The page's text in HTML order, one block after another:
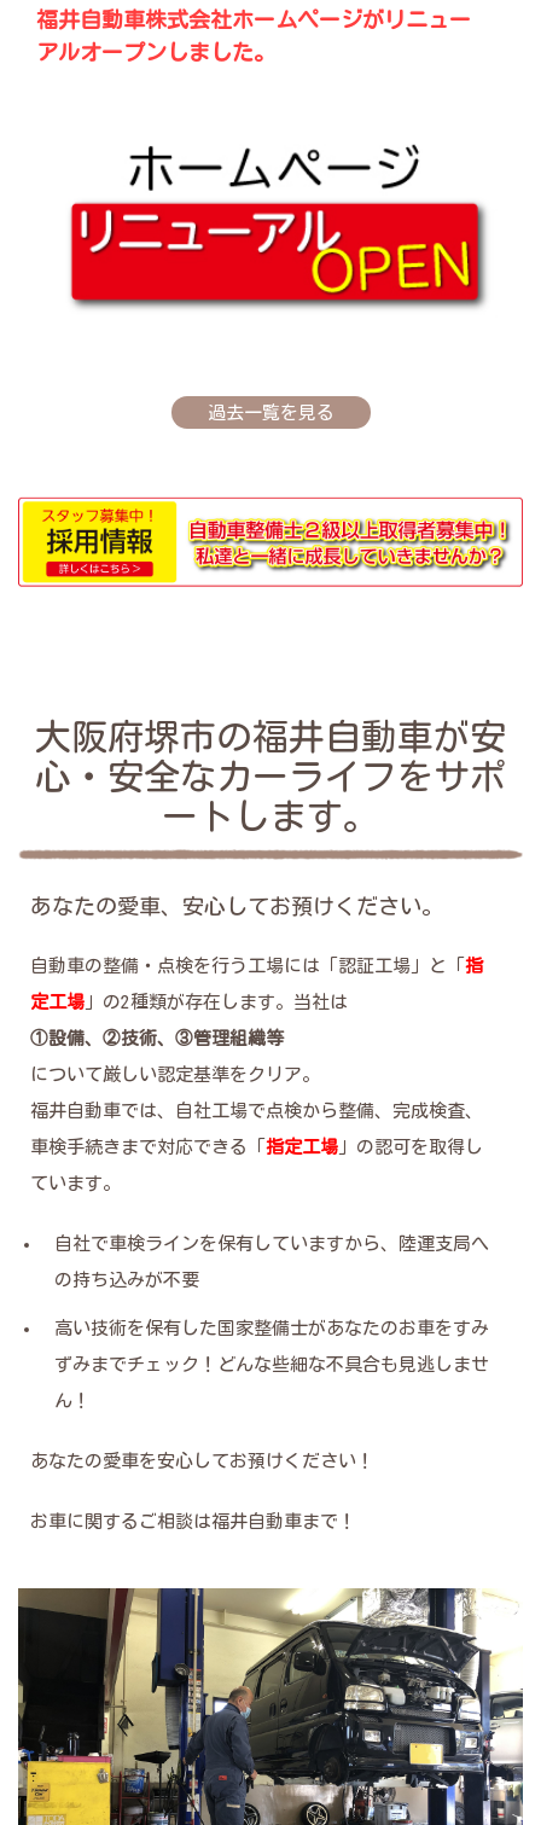
福井自動車株式会社ホームページがリニュー
アルオープンしました。
過去一覧を見る
大阪府堺市の福井自動車が安
心・安全なカーライフをサポ
ートします。
あなたの愛車、安心してお預けください。
自動車の整備・点検を行う工場には「認証工場」と「 指
定工場 」の2種類が存在します。当社は
①設備、②技術、③管理組織等
について厳しい認定基準をクリア。
福井自動車では、自社工場で点検から整備、完成検査、
車検手続きまで対応できる「 指定工場 」の認可を取得し
ています。
自社で車検ラインを保有していますから、陸運支局へ
の持ち込みが不要
高い技術を保有した国家整備士があなたのお車をすみ
ずみまでチェック！どんな些細な不具合も見逃しませ
ん！
あなたの愛車を安心してお預けください！
お車に関するご相談は福井自動車まで！